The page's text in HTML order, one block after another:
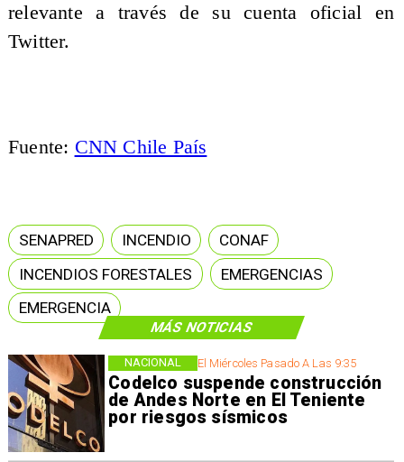
MÁS NOTICIAS
El Miércoles Pasado A Las 9:35
Codelco suspende construcción
de Andes Norte en El Teniente
por riesgos sísmicos
NACIONAL
relevante a través de su cuenta oficial en
Twitter.
Fuente: CNN Chile País
SENAPRED INCENDIO
CONAF
INCENDIOS FORESTALES
EMERGENCIAS
EMERGENCIA